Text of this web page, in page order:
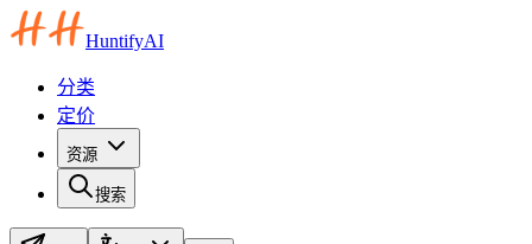
HuntifyAI
分类
定价
资源
搜索